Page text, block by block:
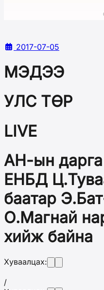
2017-07-05
МЭДЭЭ
УЛС ТӨР
LIVE
АН-ын
ЕНБД
баатар
О.Магнай
хийж байна
Хуваалцах:
/